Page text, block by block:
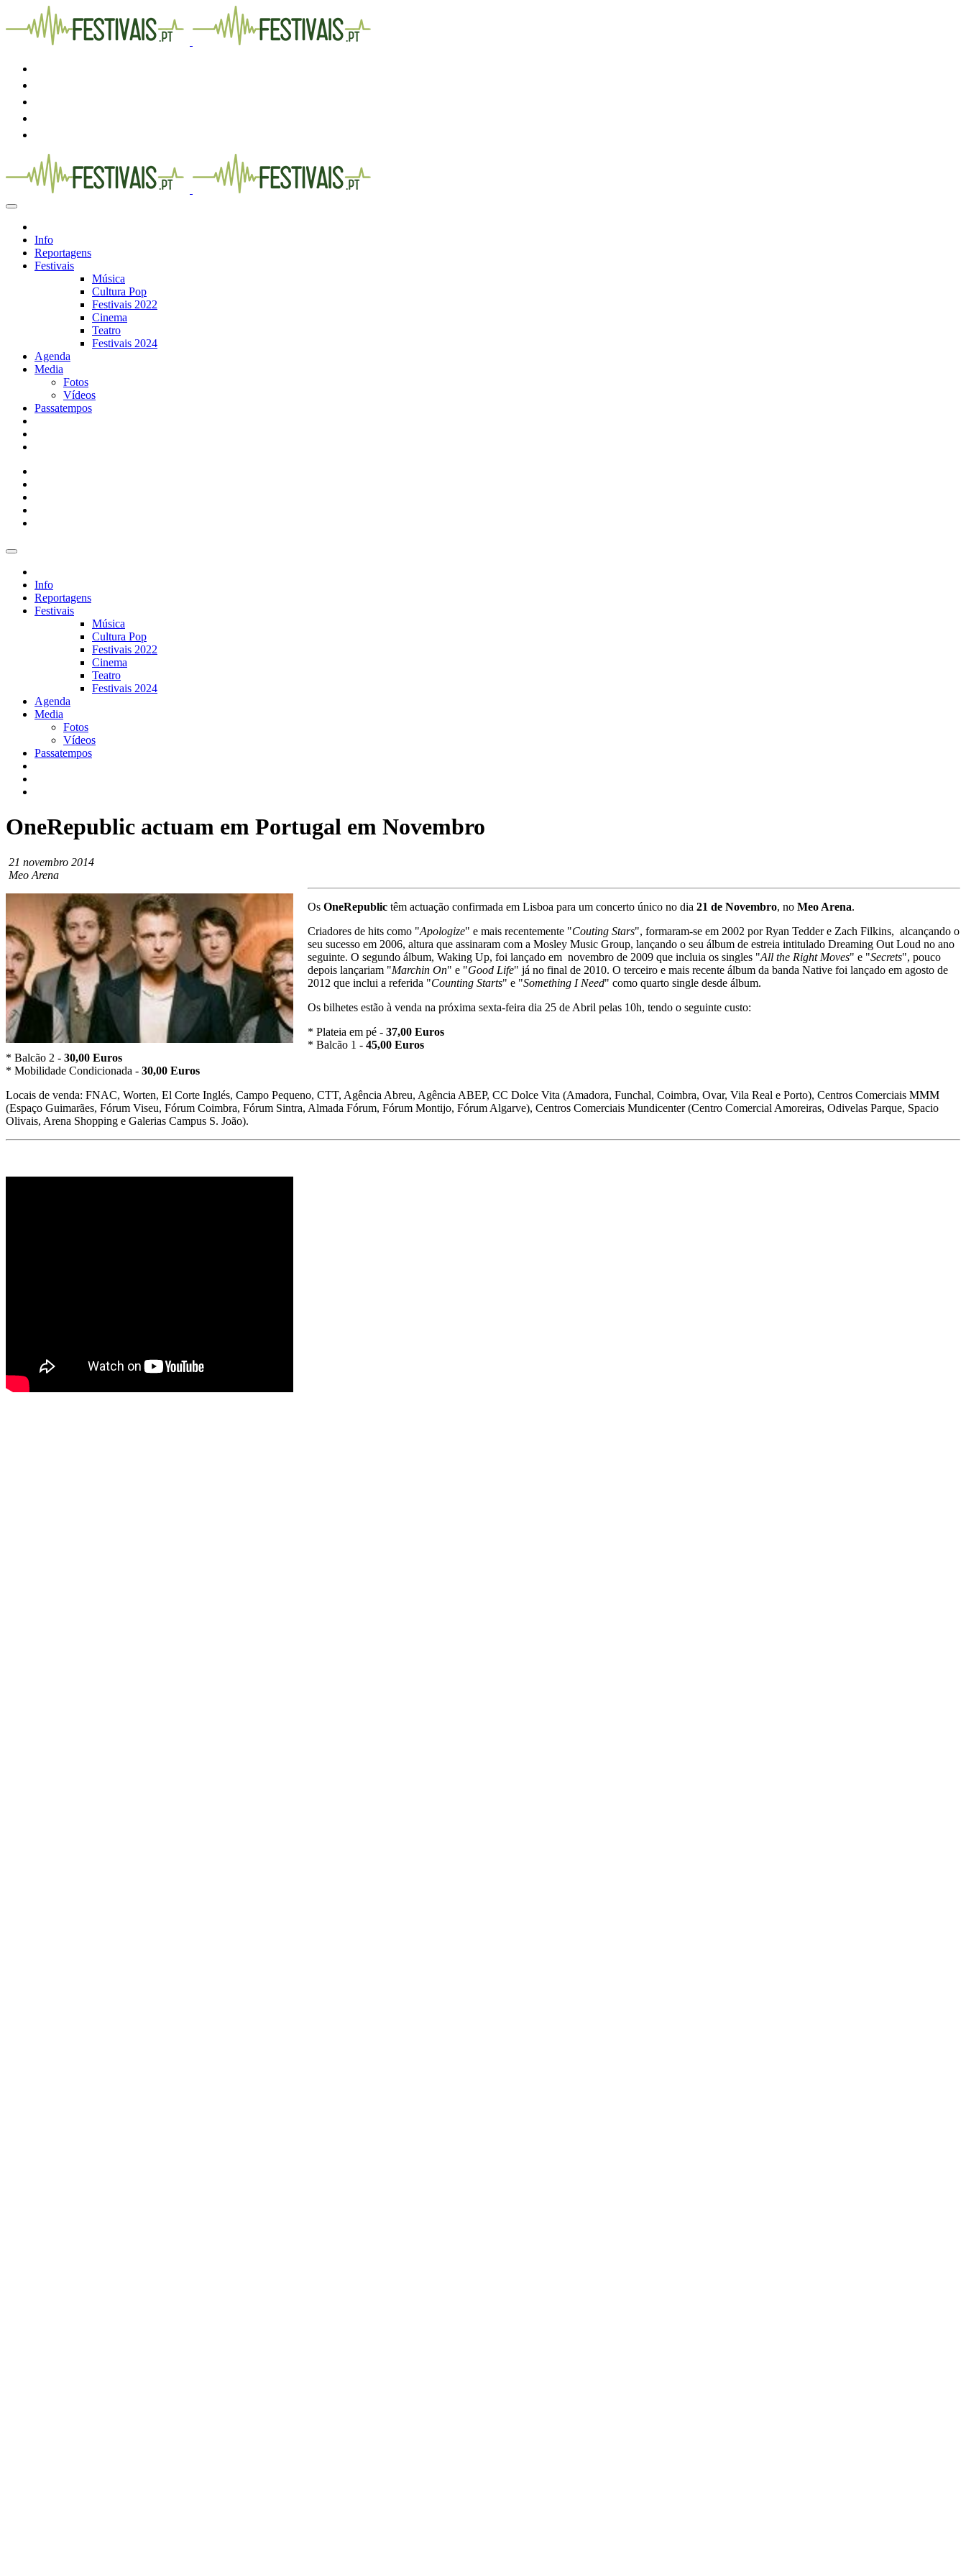
Info
Reportagens
Festivais
Música
Cultura Pop
Festivais 2022
Cinema
Teatro
Festivais 2024
Agenda
Media
Fotos
Vídeos
Passatempos
Info
Reportagens
Festivais
Música
Cultura Pop
Festivais 2022
Cinema
Teatro
Festivais 2024
Agenda
Media
Fotos
Vídeos
Passatempos
OneRepublic actuam em Portugal em Novembro
21 novembro 2014
Meo Arena
Os OneRepublic têm actuação confirmada em Lisboa para um concerto único no dia 21 de Novembro, no Meo Arena.
Criadores de hits como "Apologize" e mais recentemente "Couting Stars", formaram-se em 2002 por Ryan Tedder e Zach Filkins, alcançando o
seu sucesso em 2006, altura que assinaram com a Mosley Music Group, lançando o seu álbum de estreia intitulado Dreaming Out Loud no ano
seguinte. O segundo álbum, Waking Up, foi lançado em novembro de 2009 que incluia os singles "All the Right Moves" e "Secrets", pouco
depois lançariam "Marchin On" e "Good Life" já no final de 2010. O terceiro e mais recente álbum da banda Native foi lançado em agosto de
2012 que inclui a referida "Counting Starts" e "Something I Need" como quarto single desde álbum.
Os bilhetes estão à venda na próxima sexta-feira dia 25 de Abril pelas 10h, tendo o seguinte custo:
* Plateia em pé - 37,00 Euros
* Balcão 1 - 45,00 Euros
* Balcão 2 - 30,00 Euros
* Mobilidade Condicionada - 30,00 Euros
Locais de venda: FNAC, Worten, El Corte Inglés, Campo Pequeno, CTT, Agência Abreu, Agência ABEP, CC Dolce Vita (Amadora, Funchal, Coimbra, Ovar, Vila Real e Porto), Centros Comerciais MMM
(Espaço Guimarães, Fórum Viseu, Fórum Coimbra, Fórum Sintra, Almada Fórum, Fórum Montijo, Fórum Algarve), Centros Comerciais Mundicenter (Centro Comercial Amoreiras, Odivelas Parque, Spacio
Olivais, Arena Shopping e Galerias Campus S. João).